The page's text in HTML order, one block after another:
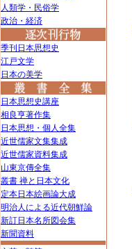
人類学・民俗学
政治・経済
季刊日本思想史
江戸文学
日本の美学
日本思想史講座
相良亨著作集
日本思想・個人全集
近世儒家文集集成
近世儒家資料集成
山東京傳全集
叢書 禅と日本文化
定本日本絵画論大成
明治人による近代朝鮮論
新訂日本名所図会集
新聞資料